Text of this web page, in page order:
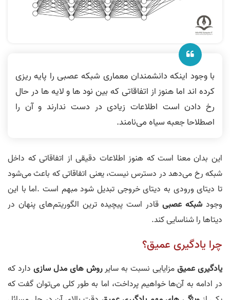
با وجود اینکه دانشمندان معماری شبکه عصبی را پایه ریزی
کرده اند اما هنوز از اتفاقاتی که بین نود ها و لایه ها در حال
رخ دادن است اطلاعات زیادی در دست ندارند و آن را
اصطلاحا جعبه سیاه می‌نامند.
این بدان معنا است که هنوز اطلاعات دقیقی از اتفاقاتی که داخل
شبکه رخ می‌دهد در دسترس نیست، یعنی اتفاقاتی که باعث می‌شود
تا دیتای ورودی به دیتای خروجی تبدیل شود مبهم است .اما با این
وجود شبکه عصبی قادر است پیچیده ترین الگوریتم‌های پنهان در
دیتاها را شناسایی کند.
چرا یادگیری عمیق؟
یادگیری عمیقمزایایی نسبت به سایرروش های مدل سازی دارد که
در ادامه به آن‌ها خواهیم پرداخت، اما به طور کلی می‌توان گفت که